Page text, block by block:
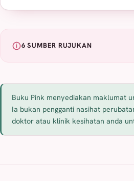
6 SUMBER RUJUKAN
Buku Pink menyediakan maklumat
Ia bukan pengganti nasihat
doktor atau klinik kesihatan anda